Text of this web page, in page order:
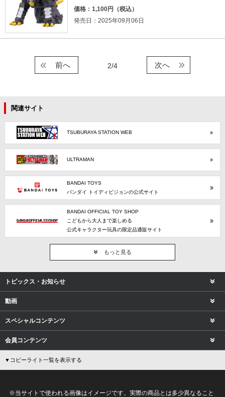
価格：1,100円（税込）
発売日：2025年09月06日
2/4
前へ 次へ
関連サイト
TSUBURAYA STATION WEB
ULTRAMAN
BANDAI TOYS
バンダイ トイディビジョンの公式サイト
BANDAI OFFICIAL TOY SHOP
こどもから大人まで楽しめる
公式キャラクター玩具の限定品通販サイト
もっと見る
トピックス・お知らせ
動画
スペシャルコンテンツ
会員コンテンツ
▼コピーライト一覧を表示する
※当サイトで使われる画像はイメージです。実際の商品とは多少異なること